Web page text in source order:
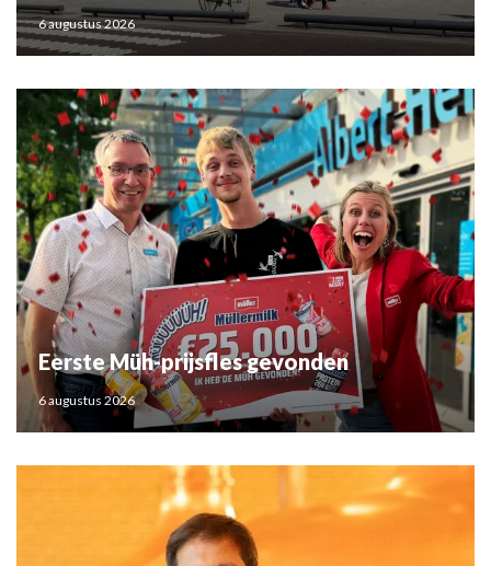
6 augustus 2026
Eerste Müh-prijsfles gevonden
6 augustus 2026